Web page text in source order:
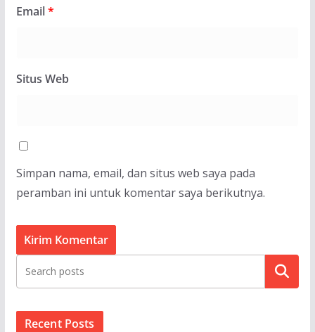
Email*
Situs Web
Simpan nama, email, dan situs web saya pada
peramban ini untuk komentar saya berikutnya.
Cari
Recent Posts